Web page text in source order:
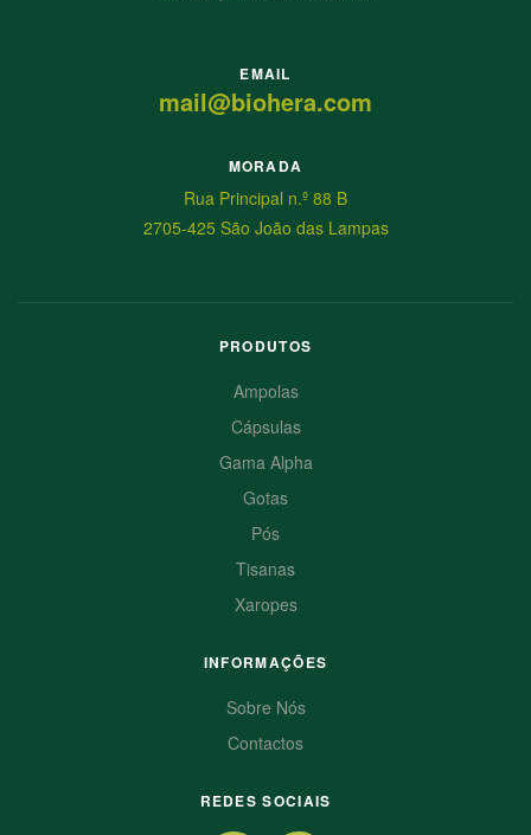
EMAIL
mail@biohera.com
MORADA
Rua Principal n.º 88 B
2705-425 São João das Lampas
PRODUTOS
Ampolas
Cápsulas
Gama Alpha
Gotas
Pós
Tisanas
Xaropes
INFORMAÇÕES
Sobre Nós
Contactos
REDES SOCIAIS